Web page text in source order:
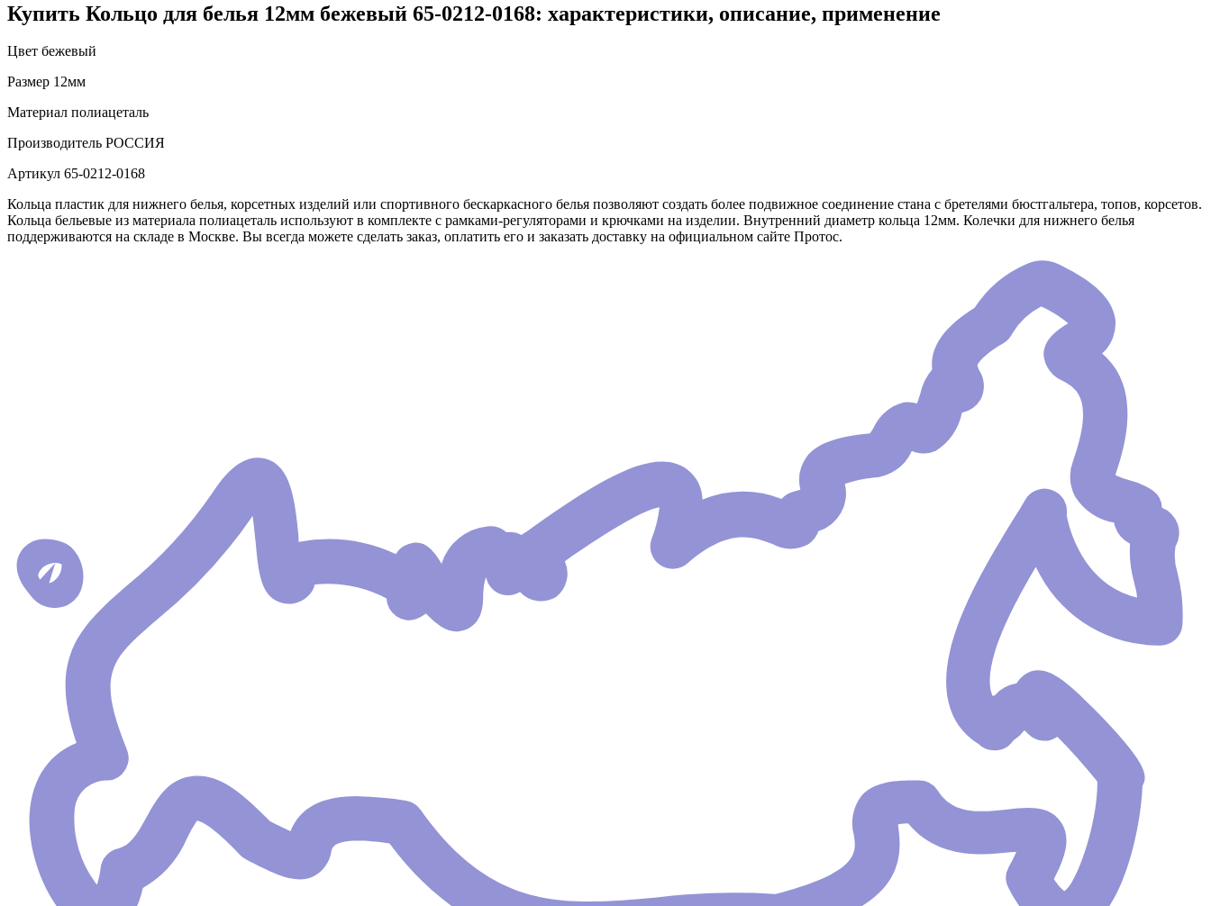
Купить Кольцо для белья 12мм бежевый 65-0212-0168: характеристики, описание, применение
Цвет бежевый
Размер 12мм
Материал полиацеталь
Производитель РОССИЯ
Артикул 65-0212-0168
Кольца пластик для нижнего белья, корсетных изделий или спортивного бескаркасного белья позволяют создать более подвижное соединение стана с бретелями бюстгальтера, топов, корсетов.
Кольца бельевые из материала полиацеталь используют в комплекте с рамками-регуляторами и крючками на изделии. Внутренний диаметр кольца 12мм. Колечки для нижнего белья
поддерживаются на складе в Москве. Вы всегда можете сделать заказ, оплатить его и заказать доставку на официальном сайте Протос.